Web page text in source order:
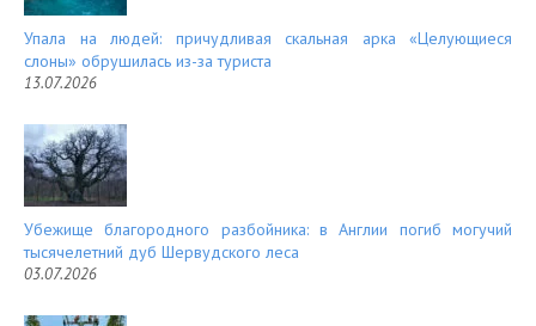
Упала на людей: причудливая скальная арка «Целующиеся
слоны» обрушилась из-за туриста
13.07.2026
Убежище благородного разбойника: в Англии погиб могучий
тысячелетний дуб Шервудского леса
03.07.2026